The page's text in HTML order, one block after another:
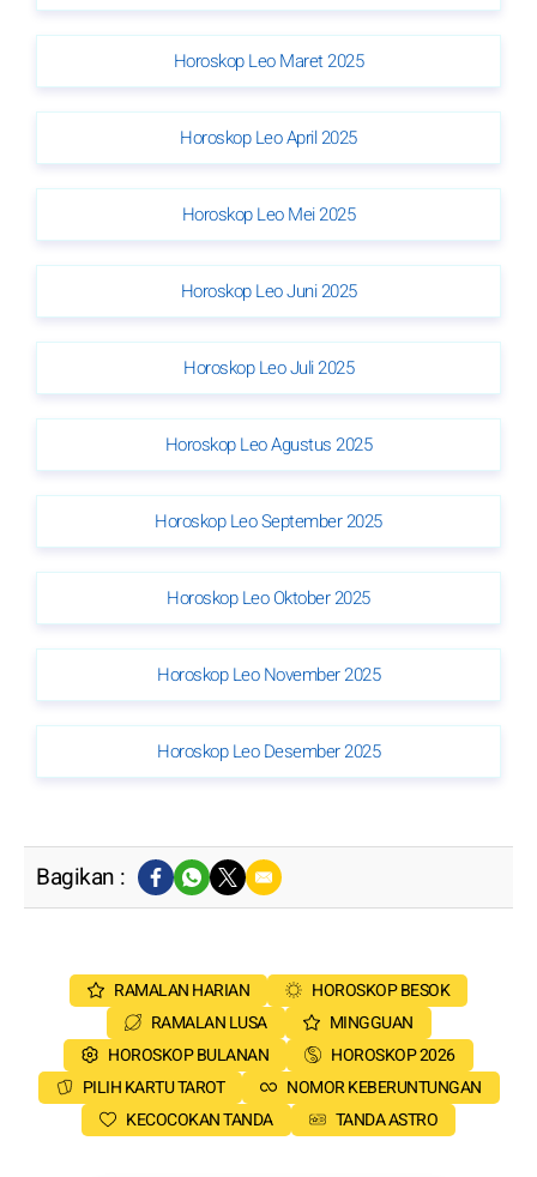
Horoskop Leo Maret 2025
Horoskop Leo April 2025
Horoskop Leo Mei 2025
Horoskop Leo Juni 2025
Horoskop Leo Juli 2025
Horoskop Leo Agustus 2025
Horoskop Leo September 2025
Horoskop Leo Oktober 2025
Horoskop Leo November 2025
Horoskop Leo Desember 2025
Bagikan :
RAMALAN HARIAN
HOROSKOP BESOK
RAMALAN LUSA
MINGGUAN
HOROSKOP BULANAN
HOROSKOP 2026
PILIH KARTU TAROT
NOMOR KEBERUNTUNGAN
KECOCOKAN TANDA
TANDA ASTRO